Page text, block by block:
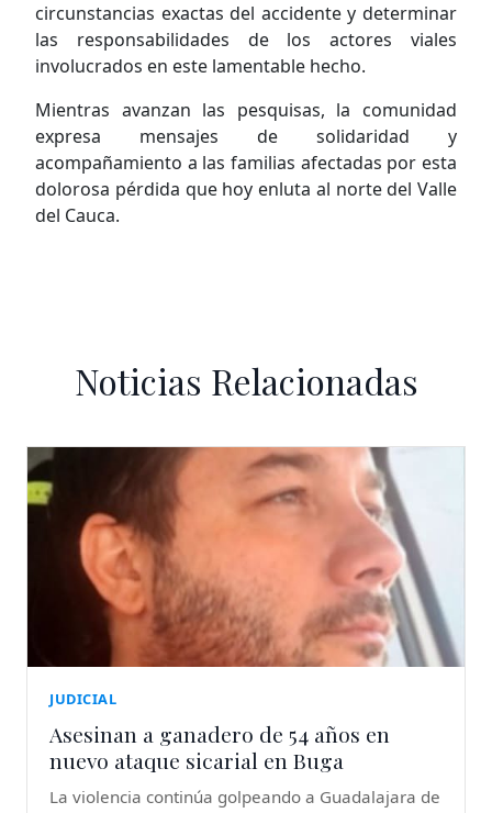
circunstancias exactas del accidente y determinar
las responsabilidades de los actores viales
involucrados en este lamentable hecho.
Mientras avanzan las pesquisas, la comunidad
expresa mensajes de solidaridad y
acompañamiento a las familias afectadas por esta
dolorosa pérdida que hoy enluta al norte del Valle
del Cauca.
Noticias Relacionadas
JUDICIAL
Asesinan a ganadero de 54 años en
nuevo ataque sicarial en Buga
La violencia continúa golpeando a Guadalajara de